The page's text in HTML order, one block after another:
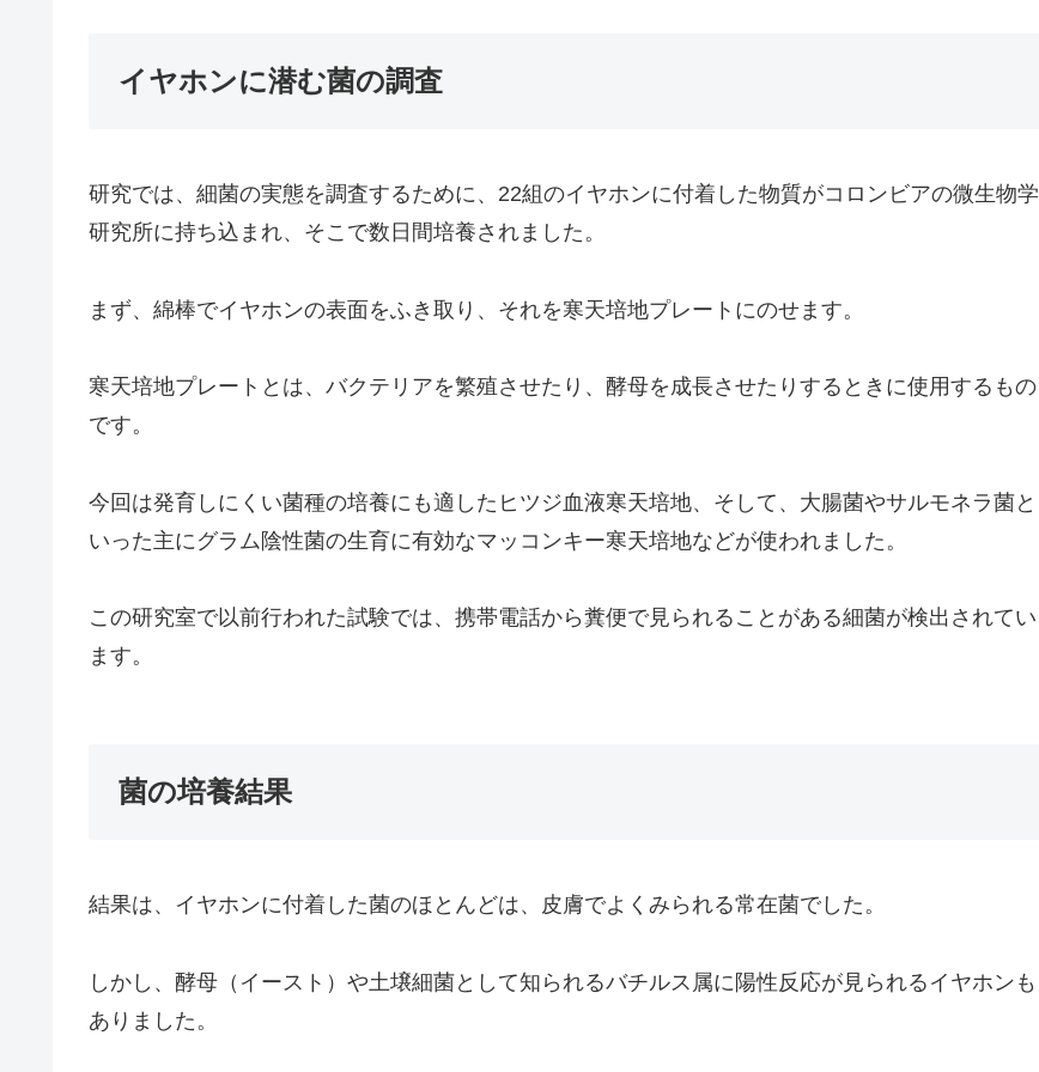
イヤホンに潜む菌の調査
研究では、細菌の実態を調査するために、22組のイヤホンに付着した物質がコロンビアの微生物学
研究所に持ち込まれ、そこで数日間培養されました。
まず、綿棒でイヤホンの表面をふき取り、それを寒天培地プレートにのせます。
寒天培地プレートとは、バクテリアを繁殖させたり、酵母を成長させたりするときに使用するもの
です。
今回は発育しにくい菌種の培養にも適したヒツジ血液寒天培地、そして、大腸菌やサルモネラ菌と
いった主にグラム陰性菌の生育に有効なマッコンキー寒天培地などが使われました。
この研究室で以前行われた試験では、携帯電話から糞便で見られることがある細菌が検出されてい
ます。
菌の培養結果
結果は、イヤホンに付着した菌のほとんどは、皮膚でよくみられる常在菌でした。
しかし、酵母（イースト）や土壌細菌として知られるバチルス属に陽性反応が見られるイヤホンも
ありました。